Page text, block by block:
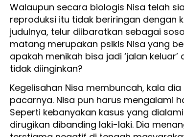
Walaupun secara biologis Nisa telah
reproduksi itu tidak beriringan dengan
judulnya, telur diibaratkan sebagai
matang merupakan psikis Nisa yang
apakah menikah bisa jadi ‘jalan
tidak diinginkan?
Kegelisahan Nisa membuncah, kala
pacarnya. Nisa pun harus mengalami
Seperti kebanyakan kasus yang
dirugikan dibanding laki-laki. Dia